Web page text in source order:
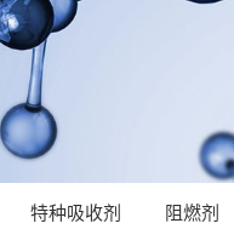
特种吸收剂 阻燃剂